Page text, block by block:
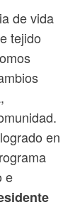
de vida
tejido
en
e